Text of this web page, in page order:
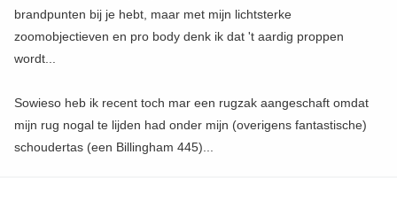
brandpunten bij je hebt, maar met mijn lichtsterke
zoomobjectieven en pro body denk ik dat 't aardig proppen
wordt...
Sowieso heb ik recent toch mar een rugzak aangeschaft omdat
mijn rug nogal te lijden had onder mijn (overigens fantastische)
schoudertas (een Billingham 445)...